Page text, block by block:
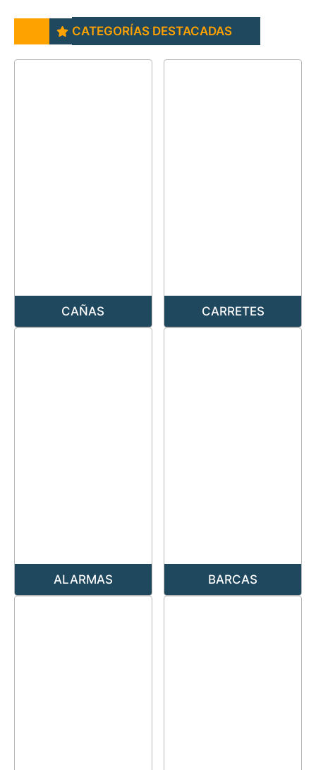
CATEGORÍAS DESTACADAS
CAÑAS CARRETES
ALARMAS BARCAS